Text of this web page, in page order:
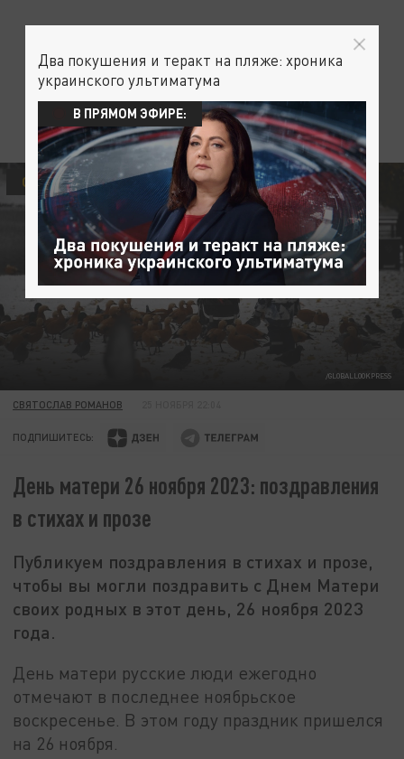
/GLOBALLOOKPRESS
ОБЩЕСТВО
СВЯТОСЛАВ РОМАНОВ
ПОДПИШИТЕСЬ:
День матери 26 ноября 2023: поздравления
в стихах и прозе
Публикуем поздравления в стихах и прозе,
чтобы вы могли поздравить с Днем Матери
своих родных в этот день, 26 ноября 2023
года.
День матери русские люди ежегодно
отмечают в последнее ноябрьское
воскресенье. В этом году праздник пришелся
на 26 ноября.
Два покушения и теракт на пляже: хроника
украинского ультиматума
В ПРЯМОМ ЭФИРЕ: